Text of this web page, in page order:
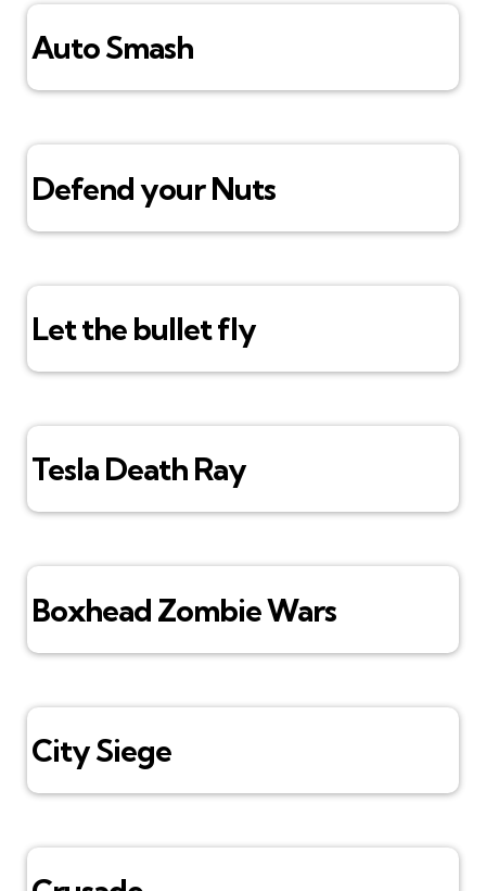
Auto Smash
Defend your Nuts
Let the bullet fly
Tesla Death Ray
Boxhead Zombie Wars
City Siege